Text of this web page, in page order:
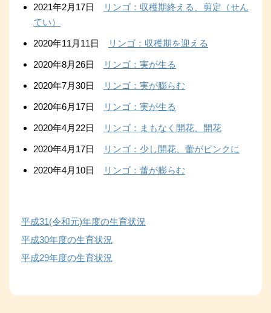
2021年2月17日
リンゴ：収穫期終える、剪定（せん
てい）
2020年11月11日 リンゴ：収穫期を迎える
2020年8月26日 リンゴ：実が生る
2020年7月30日 リンゴ：実が膨らむ
2020年6月17日 リンゴ：実が生る
2020年4月22日 リンゴ：まもなく開花、開花
2020年4月17日 リンゴ：少し開花、蕾がピンクに
2020年4月10日 リンゴ：蕾が膨らむ
平成31(令和元)年度の生育状況
平成30年度の生育状況
平成29年度の生育状況